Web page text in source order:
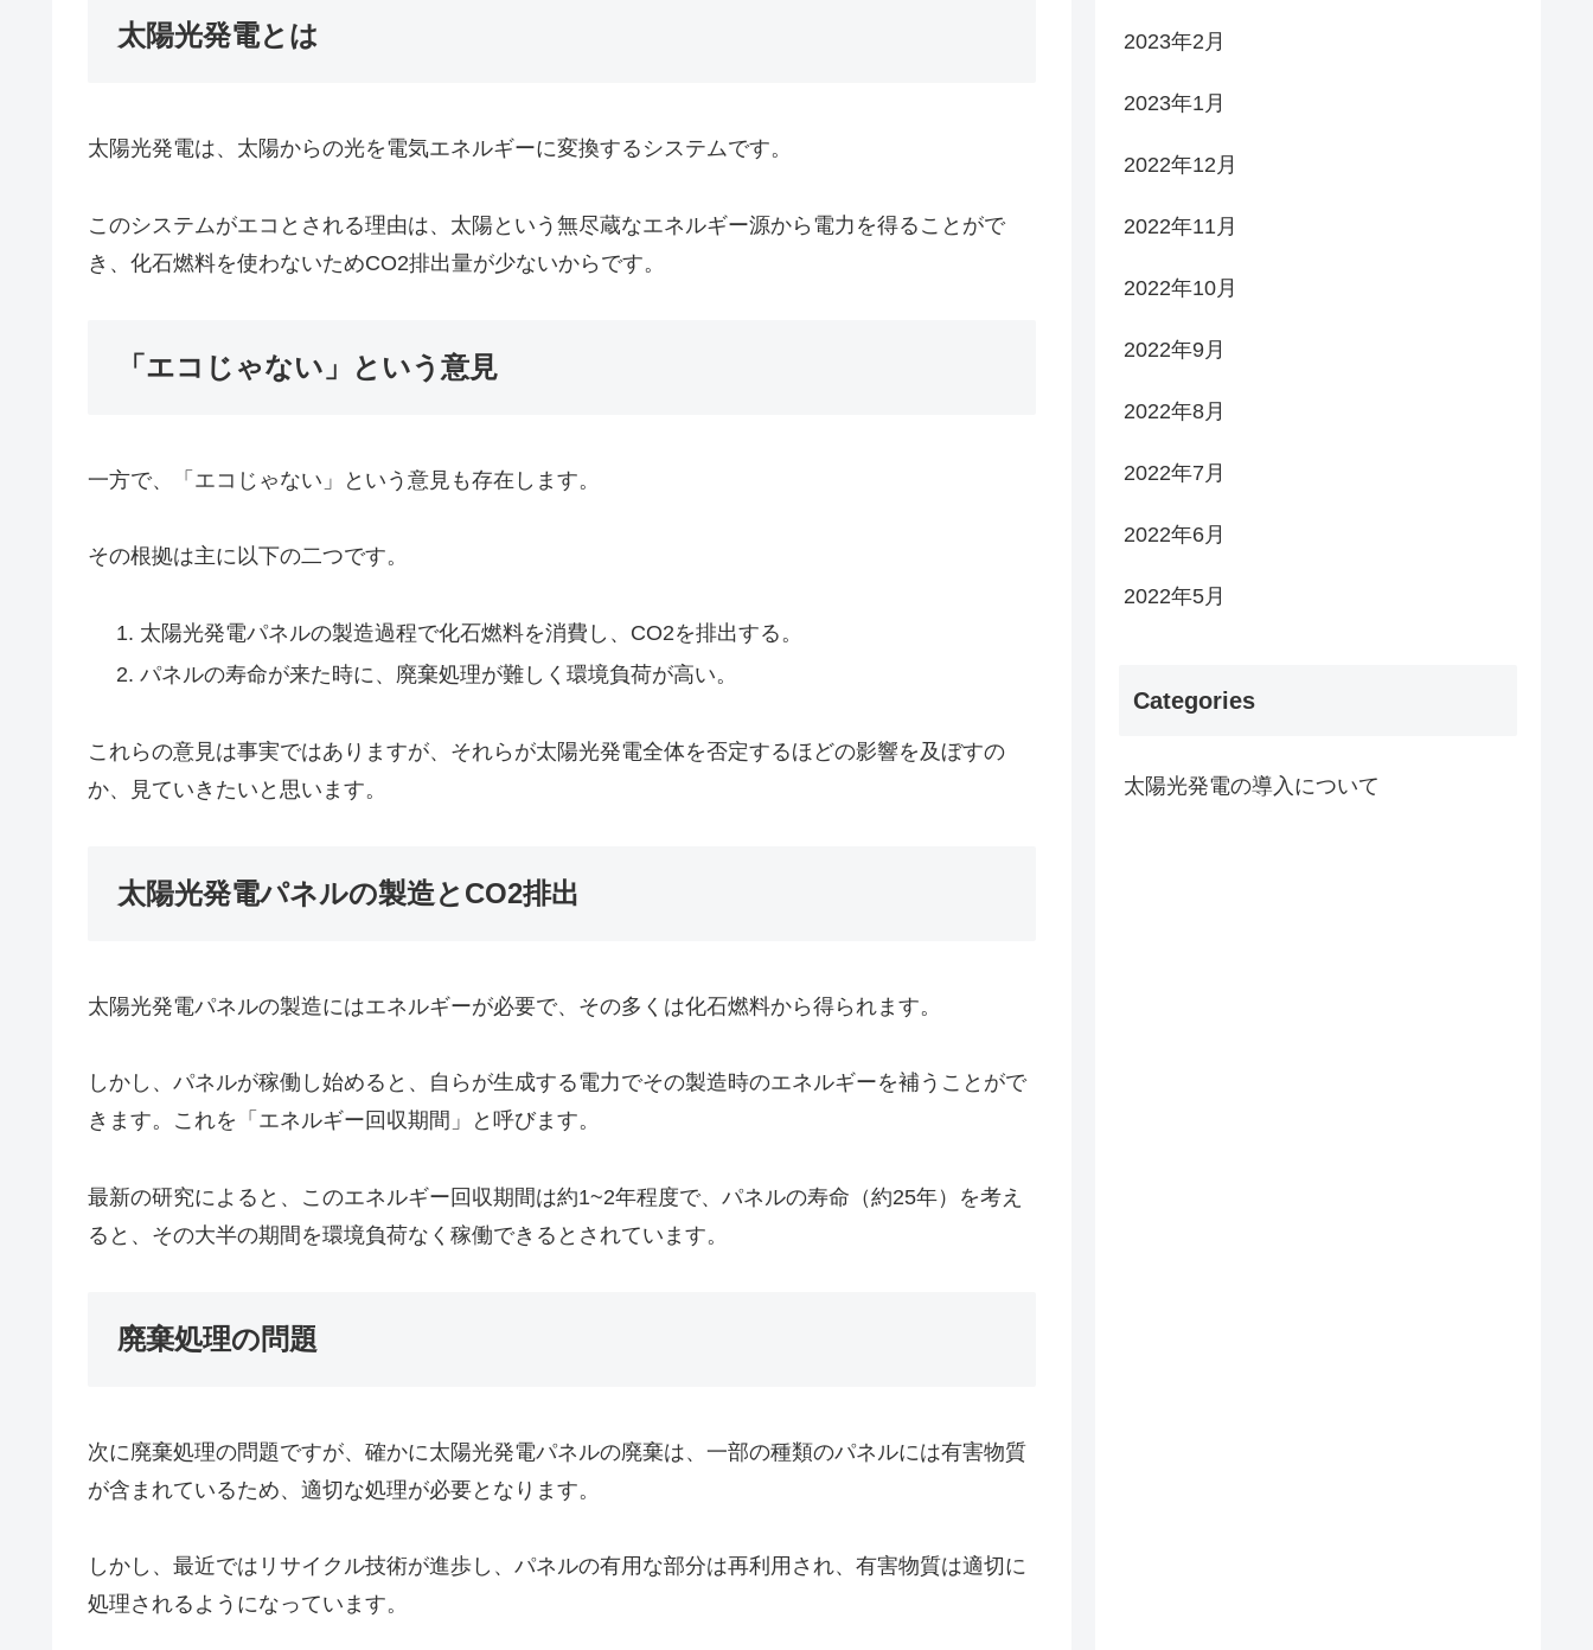
太陽光発電とは
太陽光発電は、太陽からの光を電気エネルギーに変換するシステムです。
このシステムがエコとされる理由は、太陽という無尽蔵なエネルギー源から電力を得ることがで
き、化石燃料を使わないためCO2排出量が少ないからです。
「エコじゃない」という意見
一方で、「エコじゃない」という意見も存在します。
その根拠は主に以下の二つです。
太陽光発電パネルの製造過程で化石燃料を消費し、CO2を排出する。
パネルの寿命が来た時に、廃棄処理が難しく環境負荷が高い。
これらの意見は事実ではありますが、それらが太陽光発電全体を否定するほどの影響を及ぼすの
か、見ていきたいと思います。
太陽光発電パネルの製造とCO2排出
太陽光発電パネルの製造にはエネルギーが必要で、その多くは化石燃料から得られます。
しかし、パネルが稼働し始めると、自らが生成する電力でその製造時のエネルギーを補うことがで
きます。これを「エネルギー回収期間」と呼びます。
最新の研究によると、このエネルギー回収期間は約1~2年程度で、パネルの寿命（約25年）を考え
ると、その大半の期間を環境負荷なく稼働できるとされています。
廃棄処理の問題
次に廃棄処理の問題ですが、確かに太陽光発電パネルの廃棄は、一部の種類のパネルには有害物質
が含まれているため、適切な処理が必要となります。
しかし、最近ではリサイクル技術が進歩し、パネルの有用な部分は再利用され、有害物質は適切に
処理されるようになっています。
2023年2月
2023年1月
2022年12月
2022年11月
2022年10月
2022年9月
2022年8月
2022年7月
2022年6月
2022年5月
Categories
太陽光発電の導入について